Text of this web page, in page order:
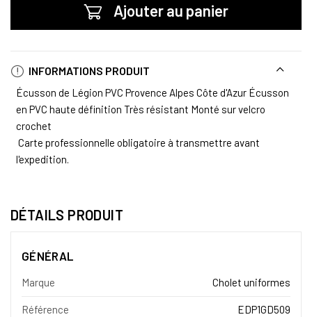
Ajouter au panier
INFORMATIONS PRODUIT
Écusson de Légion PVC Provence Alpes Côte d'Azur Écusson
en PVC haute définition Très résistant Monté sur velcro
crochet
Carte professionnelle obligatoire à transmettre avant
l'expedition.
DÉTAILS PRODUIT
GÉNÉRAL
Marque Cholet uniformes
Référence EDP1GD509